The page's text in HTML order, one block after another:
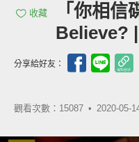
收藏
「你相
Believe?
分享給好友：
觀看次數：15087 • 2020-05-